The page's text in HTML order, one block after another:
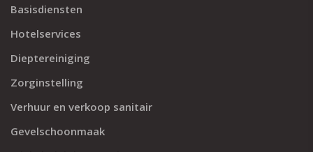
Basisdiensten
Hotelservices
Dieptereiniging
Zorginstelling
Verhuur en verkoop sanitair
Gevelschoonmaak